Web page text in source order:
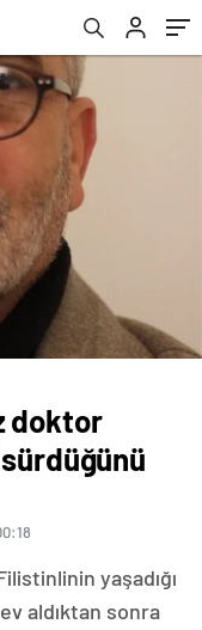
doktor
sürdüğünü
yaşadığı
aldıktan sonra